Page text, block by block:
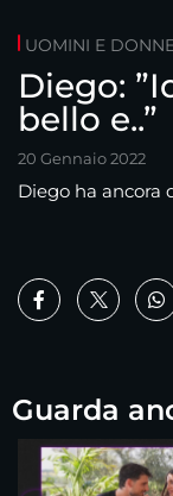
UOMINI E
Diego:
bello e..”
20 Gennaio 2022
Diego ha ancora
Guarda